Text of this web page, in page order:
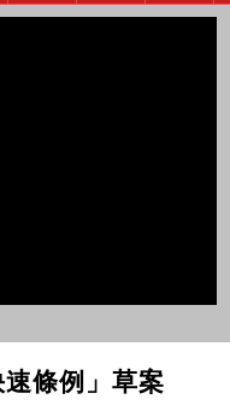
條例」草案